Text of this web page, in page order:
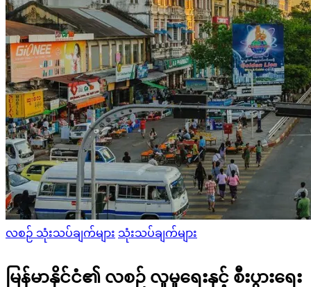
Posted
in
လစဉ် သုံးသပ်ချက်များ သုံးသပ်ချက်များ
မြန်မာနိုင်ငံ၏ လစဉ် လူမှုရေးနှင့် စီးပွားရေး